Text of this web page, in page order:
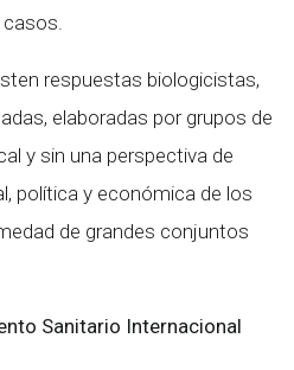
respuestas biologicistas,
elaboradas por grupos de
y sin una perspectiva de
política y económica de los
de grandes conjuntos
Sanitario Internacional